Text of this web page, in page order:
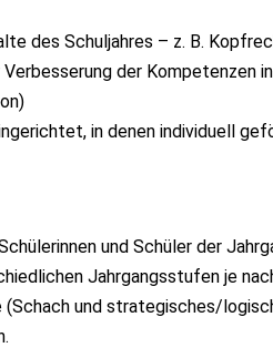
des Schuljahres – z. B.
der Kompetenzen
in denen individuell
und Schüler der
Jahrgangsstufen je
und strategisches/